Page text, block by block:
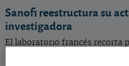
Sanofi reestructura su
investigadora
El laboratorio francés recorta
Alemania.